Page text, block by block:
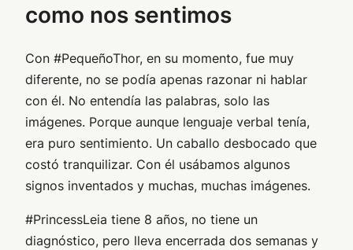
como nos sentimos
Con #PequeñoThor, en su momento, fue muy
diferente, no se podía apenas razonar ni hablar
con él. No entendía las palabras, solo las
imágenes. Porque aunque lenguaje verbal tenía,
era puro sentimiento. Un caballo desbocado que
costó tranquilizar. Con él usábamos algunos
signos inventados y muchas, muchas imágenes.
#PrincessLeia tiene 8 años, no tiene un
diagnóstico, pero lleva encerrada dos semanas y